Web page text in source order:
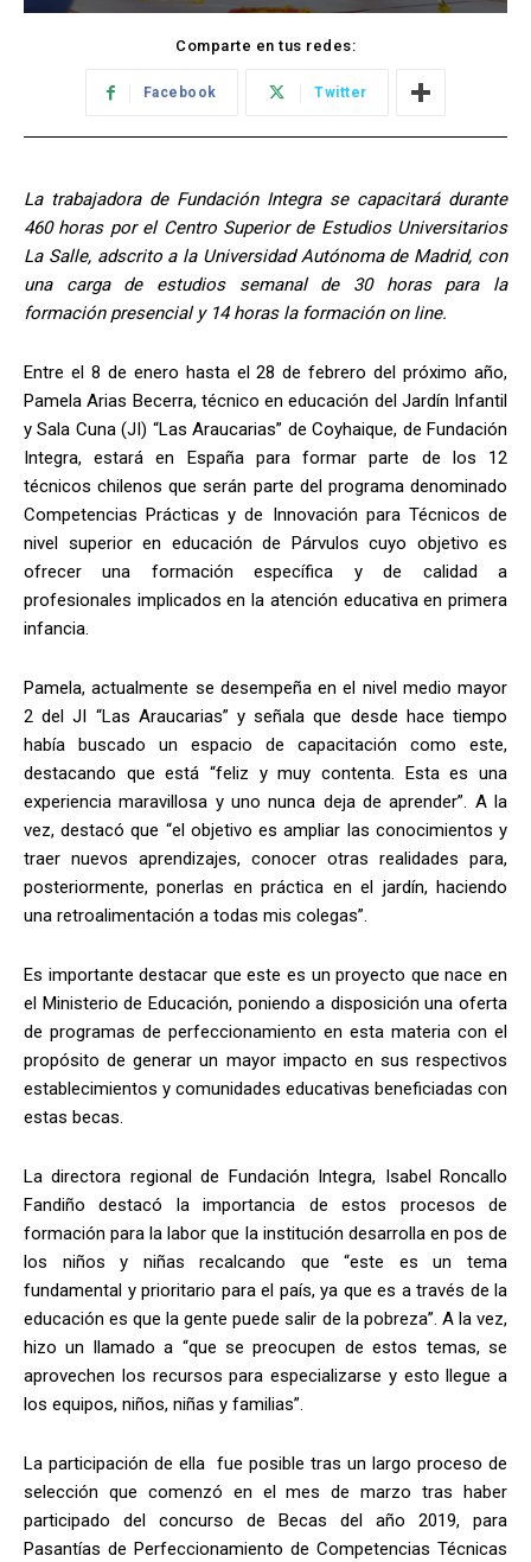
Comparte en tus redes:
Facebook Twitter
La trabajadora de Fundación Integra se capacitará durante
460 horas por el Centro Superior de Estudios Universitarios
La Salle, adscrito a la Universidad Autónoma de Madrid, con
una carga de estudios semanal de 30 horas para la
formación presencial y 14 horas la formación on line.
Entre el 8 de enero hasta el 28 de febrero del próximo año,
Pamela Arias Becerra, técnico en educación del Jardín Infantil
y Sala Cuna (JI) “Las Araucarias” de Coyhaique, de Fundación
Integra, estará en España para formar parte de los 12
técnicos chilenos que serán parte del programa denominado
Competencias Prácticas y de Innovación para Técnicos de
nivel superior en educación de Párvulos cuyo objetivo es
ofrecer una formación específica y de calidad a
profesionales implicados en la atención educativa en primera
infancia.
Pamela, actualmente se desempeña en el nivel medio mayor
2 del JI “Las Araucarias” y señala que desde hace tiempo
había buscado un espacio de capacitación como este,
destacando que está “feliz y muy contenta. Esta es una
experiencia maravillosa y uno nunca deja de aprender”. A la
vez, destacó que “el objetivo es ampliar las conocimientos y
traer nuevos aprendizajes, conocer otras realidades para,
posteriormente, ponerlas en práctica en el jardín, haciendo
una retroalimentación a todas mis colegas”.
Es importante destacar que este es un proyecto que nace en
el Ministerio de Educación, poniendo a disposición una oferta
de programas de perfeccionamiento en esta materia con el
propósito de generar un mayor impacto en sus respectivos
establecimientos y comunidades educativas beneficiadas con
estas becas.
La directora regional de Fundación Integra, Isabel Roncallo
Fandiño destacó la importancia de estos procesos de
formación para la labor que la institución desarrolla en pos de
los niños y niñas recalcando que “este es un tema
fundamental y prioritario para el país, ya que es a través de la
educación es que la gente puede salir de la pobreza”. A la vez,
hizo un llamado a “que se preocupen de estos temas, se
aprovechen los recursos para especializarse y esto llegue a
los equipos, niños, niñas y familias”.
La participación de ella fue posible tras un largo proceso de
selección que comenzó en el mes de marzo tras haber
participado del concurso de Becas del año 2019, para
Pasantías de Perfeccionamiento de Competencias Técnicas